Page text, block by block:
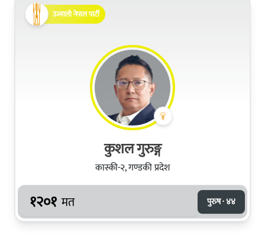
उज्यालो नेपाल पार्टी
कुशल गुरुङ्ग
कास्की-२, गण्डकी प्रदेश
१२०१ मत पुरुष · ४४